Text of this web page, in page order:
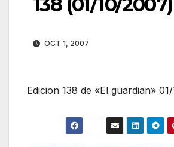
138 (01/10/2007)
OCT 1, 2007
Edicion 138 de «El guardian»